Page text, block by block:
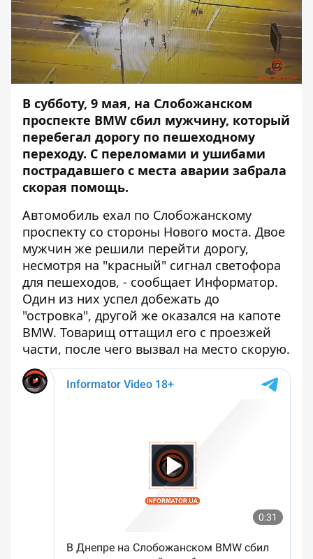
В субботу, 9 мая, на Слобожанском
проспекте BMW сбил мужчину, который
перебегал дорогу по пешеходному
переходу. С переломами и ушибами
пострадавшего с места аварии забрала
скорая помощь.
Автомобиль ехал по Слобожанскому
проспекту со стороны Нового моста. Двое
мужчин же решили перейти дорогу,
несмотря на "красный" сигнал светофора
для пешеходов, - сообщает Информатор.
Один из них успел добежать до
"островка", другой же оказался на капоте
BMW. Товарищ оттащил его с проезжей
части, после чего вызвал на место скорую.